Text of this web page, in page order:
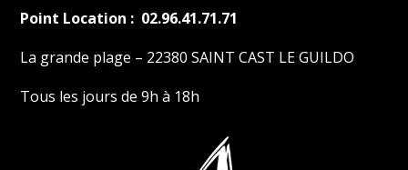
Point Location : 02.96.41.71.71
La grande plage – 22380 SAINT CAST LE GUILDO
Tous les jours de 9h à 18h